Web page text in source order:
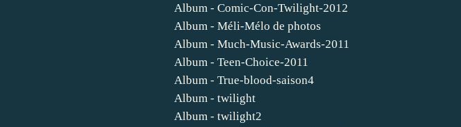
Album - Comic-Con-Twilight-2012
Album - Méli-Mélo de photos
Album - Much-Music-Awards-2011
Album - Teen-Choice-2011
Album - True-blood-saison4
Album - twilight
Album - twilight2